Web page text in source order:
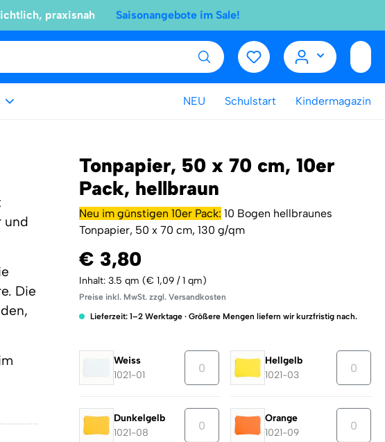
praxisnah Saisonangebote im Sale!
NEU Schulstart Kindermagazin
und
Die
Tonpapier, 50 x 70 cm, 10er
Pack, hellbraun
Neu im günstigen 10er Pack: 10 Bogen hellbraunes
Tonpapier, 50 x 70 cm, 130 g/qm
€ 3,80
Inhalt: 3.5 qm (€ 1,09 / 1 qm)
Preise inkl. MwSt. zzgl. Versandkosten
Lieferzeit: 1–2 Werktage · Größere Mengen liefern wir kurzfristig nach.
Weiss
1021-01
Hellgelb
1021-03
Dunkelgelb
1021-08
Orange
1021-09